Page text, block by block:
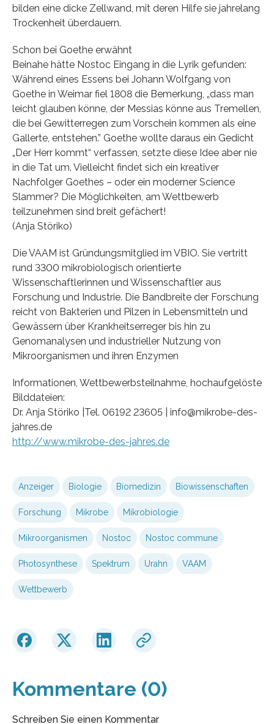
bilden eine dicke Zellwand, mit deren Hilfe sie jahrelang
Trockenheit überdauern.
Schon bei Goethe erwähnt
Beinahe hätte Nostoc Eingang in die Lyrik gefunden:
Während eines Essens bei Johann Wolfgang von
Goethe in Weimar fiel 1808 die Bemerkung, „dass man
leicht glauben könne, der Messias könne aus Tremellen,
die bei Gewitterregen zum Vorschein kommen als eine
Gallerte, entstehen.” Goethe wollte daraus ein Gedicht
„Der Herr kommt“ verfassen, setzte diese Idee aber nie
in die Tat um. Vielleicht findet sich ein kreativer
Nachfolger Goethes – oder ein moderner Science
Slammer? Die Möglichkeiten, am Wettbewerb
teilzunehmen sind breit gefächert!
(Anja Störiko)
Die VAAM ist Gründungsmitglied im VBIO. Sie vertritt
rund 3300 mikrobiologisch orientierte
Wissenschaftlerinnen und Wissenschaftler aus
Forschung und Industrie. Die Bandbreite der Forschung
reicht von Bakterien und Pilzen in Lebensmitteln und
Gewässern über Krankheitserreger bis hin zu
Genomanalysen und industrieller Nutzung von
Mikroorganismen und ihren Enzymen
Informationen, Wettbewerbsteilnahme, hochaufgelöste
Bilddateien:
Dr. Anja Störiko |Tel. 06192 23605 | info@mikrobe-des-
jahres.de
http://www.mikrobe-des-jahres.de
Anzeiger Biologie Biomedizin Biowissenschaften
Forschung Mikrobe Mikrobiologie
Mikroorganismen Nostoc Nostoc commune
Photosynthese Spektrum Urahn VAAM
Wettbewerb
Kommentare (0)
Schreiben Sie einen Kommentar